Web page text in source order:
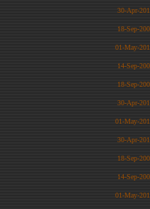
30-Apr-
18-Sep-
01-May-
14-Sep-
18-Sep-
30-Apr-
01-May-
30-Apr-
18-Sep-
14-Sep-
01-May-